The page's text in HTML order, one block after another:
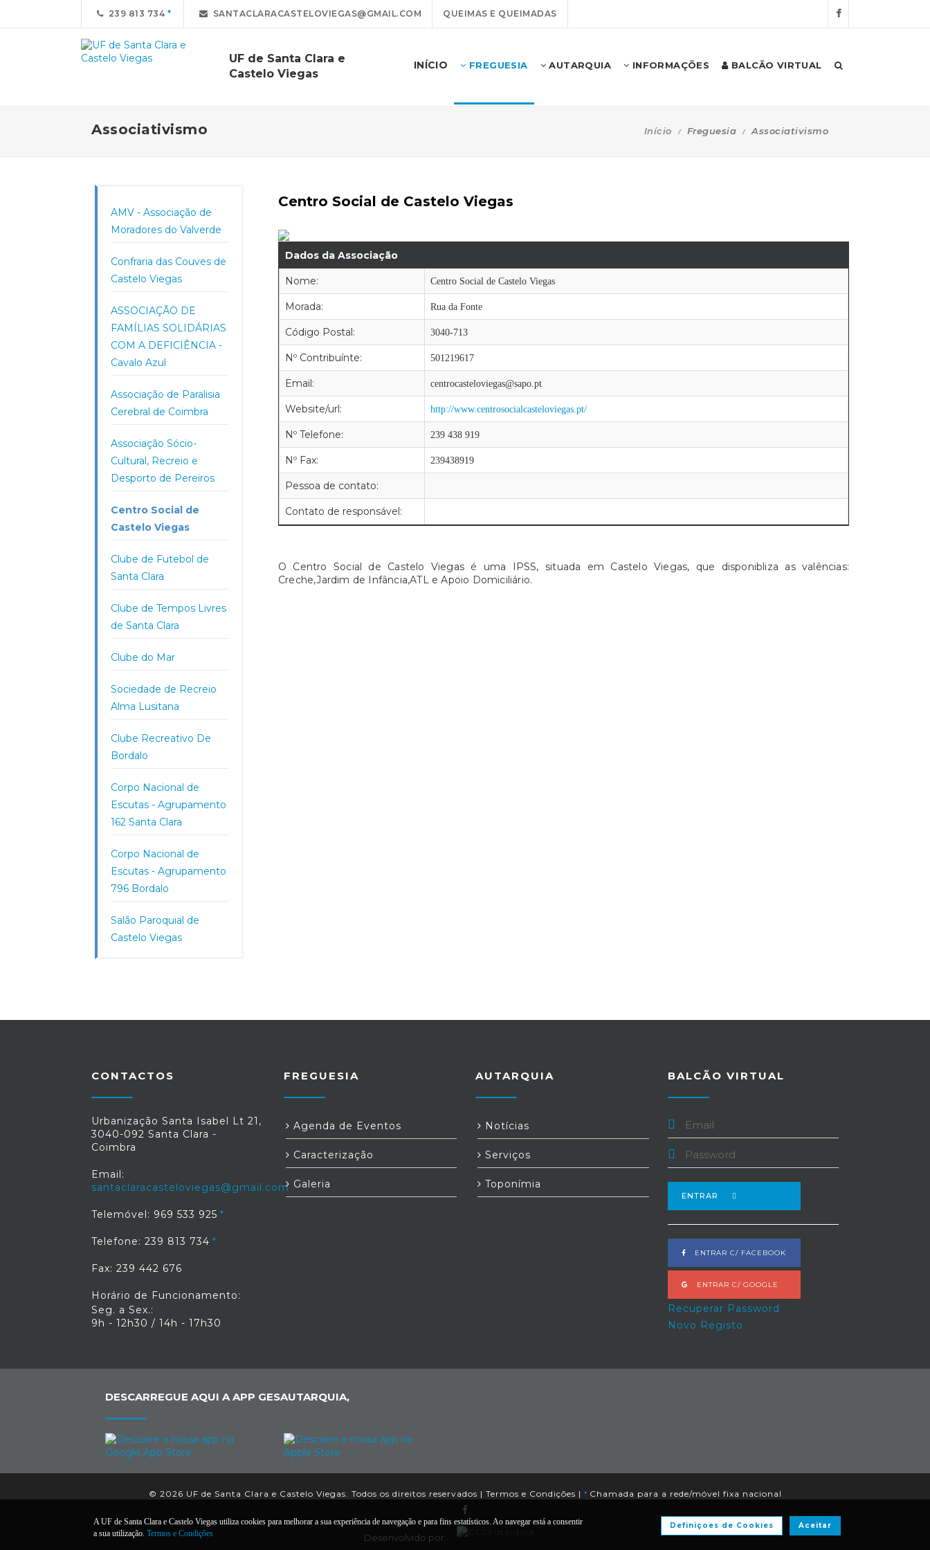
239 813 734 SANTACLARACASTELOVIEGAS@GMAIL.COM QUEIMAS E QUEIMADAS
UF de Santa Clara e
Castelo Viegas
INÍCIO FREGUESIA AUTARQUIA INFORMAÇÕES BALCÃO VIRTUAL
Associativismo Início Freguesia Associativismo
AMV - Associação de
Moradores do Valverde
Confraria das Couves de
Castelo Viegas
ASSOCIAÇÃO DE
FAMÍLIAS SOLIDÁRIAS
COM A DEFICIÊNCIA -
Cavalo Azul
Associação de Paralisia
Cerebral de Coimbra
Associação Sócio-
Cultural, Recreio e
Desporto de Pereiros
Centro Social de
Castelo Viegas
Clube de Futebol de
Santa Clara
Clube de Tempos Livres
de Santa Clara
Clube do Mar
Sociedade de Recreio
Alma Lusitana
Clube Recreativo De
Bordalo
Corpo Nacional de
Escutas - Agrupamento
162 Santa Clara
Corpo Nacional de
Escutas - Agrupamento
796 Bordalo
Salão Paroquial de
Castelo Viegas
Centro Social de Castelo Viegas
Dados da Associação
Nome: Centro Social de Castelo Viegas
Morada: Rua da Fonte
Código Postal: 3040-713
Nº Contribuínte: 501219617
Email: centrocasteloviegas@sapo.pt
Website/url: http://www.centrosocialcasteloviegas.pt/
Nº Telefone: 239 438 919
Nº Fax: 239438919
Pessoa de contato:
Contato de responsável:
O Centro Social de Castelo Viegas é uma IPSS, situada em Castelo Viegas, que disponibliza as valências:
Creche,Jardim de Infância,ATL e Apoio Domiciliário.
CONTACTOS
Urbanização Santa Isabel Lt 21,
3040-092 Santa Clara -
Coimbra
Email:
santaclaracasteloviegas@gmail.com
Telemóvel: 969 533 925
Telefone: 239 813 734
Fax: 239 442 676
Horário de Funcionamento:
Seg. a Sex.:
9h - 12h30 / 14h - 17h30
FREGUESIA
Agenda de Eventos
Caracterização
Galeria
AUTARQUIA
Notícias
Serviços
Toponímia
BALCÃO VIRTUAL
ENTRAR
ENTRAR C/ FACEBOOK
ENTRAR C/ GOOGLE
Recuperar Password
Novo Registo
DESCARREGUE AQUI A APP GESAUTARQUIA,
© 2026 UF de Santa Clara e Castelo Viegas. Todos os direitos reservados | Termos e Condições | * Chamada para a rede/móvel fixa nacional
Desenvolvido por:
A UF de Santa Clara e Castelo Viegas utiliza cookies para melhorar a sua experiência de navegação e para fins estatísticos. Ao navegar está a consentir
a sua utilização. Termos e Condições
Aceitar
Definiçoes de Cookies